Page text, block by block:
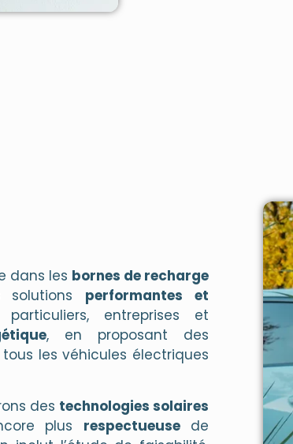
dans les bornes de recharge
performantes et
entreprises et
, en proposant des
les véhicules électriques
des technologies solaires
plus respectueusede